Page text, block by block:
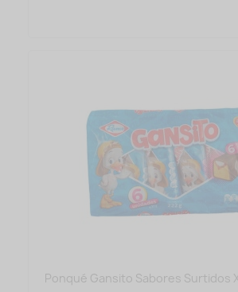
Ponqué Gansito Sabores Surtidos